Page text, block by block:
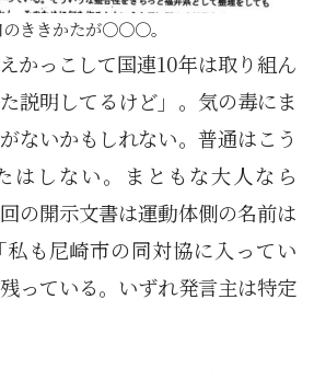
のききかたが〇〇〇。
かっこして国連10年は取り組ん
説明してるけど」。気の毒にま
ないかもしれない。普通はこう
はしない。まともな大人なら
の開示文書は運動体側の名前は
も尼崎市の同対協に入ってい
っている。いずれ発言主は特定